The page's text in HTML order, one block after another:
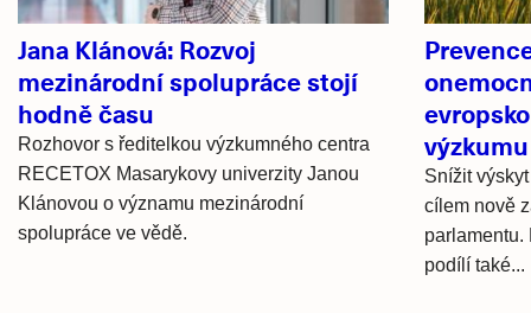
Jana Klánová: Rozvoj
mezinárodní spolupráce stojí
hodně času
Rozhovor s ředitelkou výzkumného centra
RECETOX Masarykovy univerzity Janou
Klánovou o významu mezinárodní
spolupráce ve vědě.
Snížit
cílem nově
parlamentu.
podílí také...